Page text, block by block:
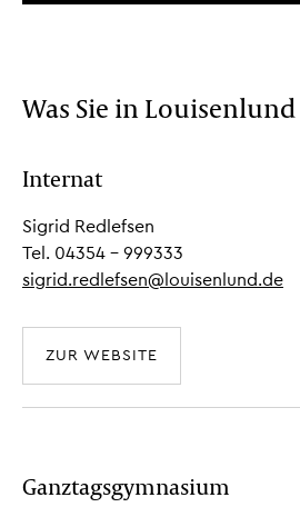
Was Sie in
Internat
Sigrid Redlefsen
Tel. 04354 - 999333
sigrid.redlefsen@louisenlund.de
ZUR WEBSITE
Ganztagsgymnasium